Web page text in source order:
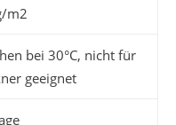
m2
bei 30°C, nicht für
geeignet